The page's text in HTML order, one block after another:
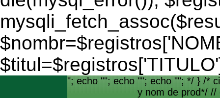
"; echo ""; echo ""; echo ""; */ } /*
y nom de prod*/ //